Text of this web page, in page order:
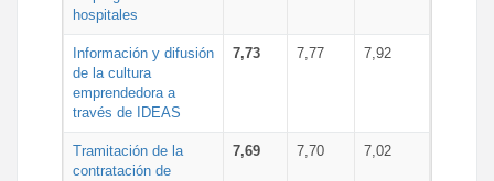
hospitales
Información y difusión
de la cultura
emprendedora a
través de IDEAS
7,73 7,77 7,92
Tramitación de la
contratación de
7,69 7,70 7,02